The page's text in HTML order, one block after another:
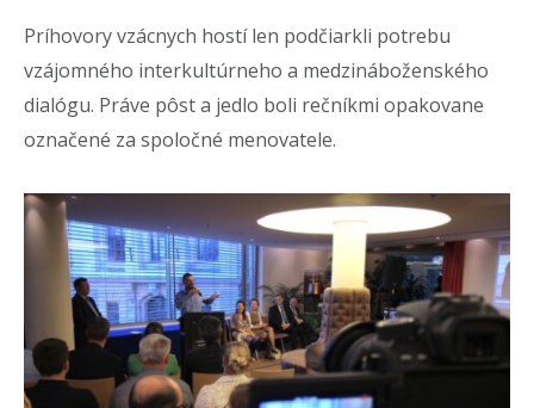
Príhovory vzácnych hostí len podčiarkli potrebu
vzájomného interkultúrneho a medzináboženského
dialógu. Práve pôst a jedlo boli rečníkmi opakovane
označené za spoločné menovatele.